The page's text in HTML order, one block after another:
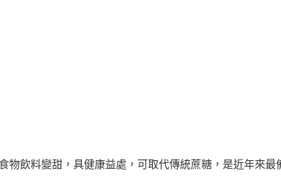
飲料變甜，具健康益處，可取代傳統蔗糖，是近年來最